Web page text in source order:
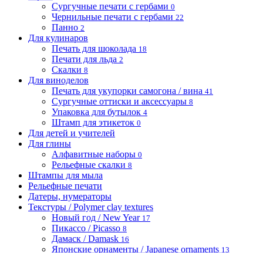
Сургучные печати с гербами 0
Чернильные печати с гербами 22
Панно 2
Для кулинаров
Печать для шоколада 18
Печати для льда 2
Скалки 8
Для виноделов
Печать для укупорки самогона / вина 41
Сургучные оттиски и аксессуары 8
Упаковка для бутылок 4
Штамп для этикеток 0
Для детей и учителей
Для глины
Алфавитные наборы 0
Рельефные скалки 8
Штампы для мыла
Рельефные печати
Датеры, нумераторы
Текстуры / Polymer clay textures
Новый год / New Year 17
Пикассо / Picasso 8
Дамаск / Damask 16
Японские орнаменты / Japanese ornaments 13